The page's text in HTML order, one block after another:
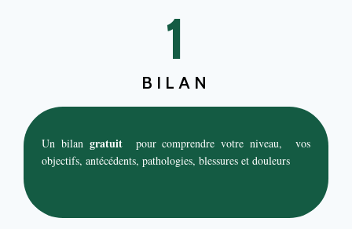
1
BILAN
Un bilan gratuitpour comprendre votre niveau, vos
objectifs, antécédents, pathologies, blessures et douleurs